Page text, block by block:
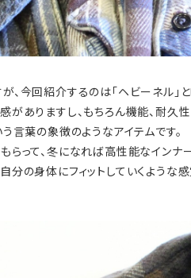
、今回紹介するのは「ヘビーネル」
ありますし、もちろん機能、耐久性
言葉の象徴のようなアイテムです。
って、冬になれば高性能なインナー
分の身体にフィットしていくような